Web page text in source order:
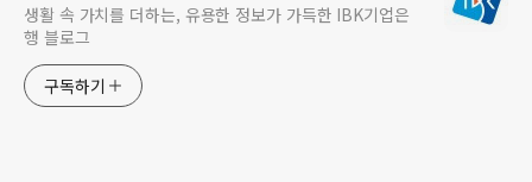
생활 속 가치를 더하는, 유용한 정보가 가득한 IBK기업은
행 블로그
구독하기